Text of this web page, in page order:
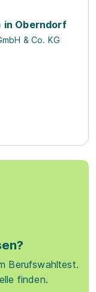
in Oberndorf
& Co. KG
Berufswahltest.
finden.